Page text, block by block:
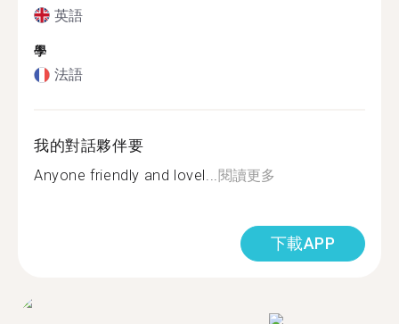
英語
學
法語
我的對話夥伴要
Anyone friendly and lovel...閱讀更多
下載APP